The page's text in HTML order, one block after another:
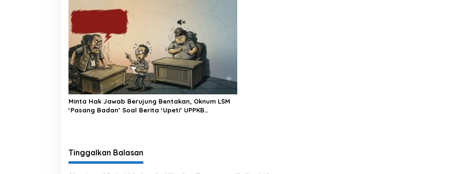
Minta Hak Jawab Berujung Bentakan, Oknum LSM
‘Pasang Badan’ Soal Berita ‘Upeti’ UPPKB
Tinggalkan Balasan